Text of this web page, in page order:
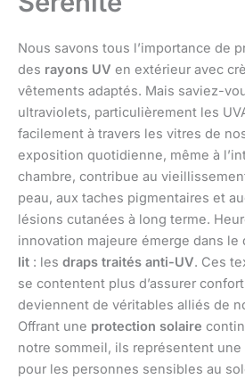
Nous savons tous l’importance de
des rayons UV en extérieur avec
vêtements adaptés. Mais saviez-
ultraviolets, particulièrement les
facilement à travers les vitres de
exposition quotidienne, même à
chambre, contribue au
peau, aux taches pigmentaires et
lésions cutanées à long terme.
innovation majeure émerge dans le
lit : les draps traités anti-UV. Ces
se contentent plus d’assurer
deviennent de véritables alliés de
Offrant une protection solaire
notre sommeil, ils représentent
pour les personnes sensibles au